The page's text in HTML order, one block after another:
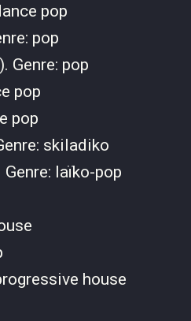
pop
pop
pop
pop
pop
skiladiko
laïko-pop
house